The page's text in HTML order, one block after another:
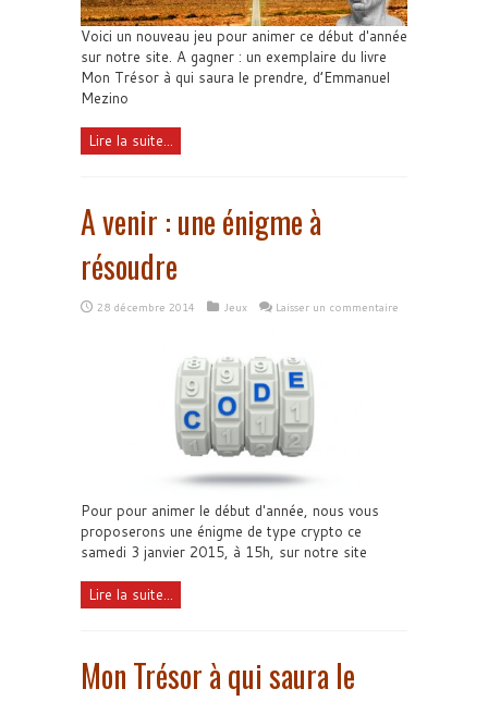
Voici un nouveau jeu pour animer ce début d'année
sur notre site. A gagner : un exemplaire du livre
Mon Trésor à qui saura le prendre, d’Emmanuel
Mezino
Lire la suite...
A venir : une énigme à
résoudre
28 décembre 2014 Jeux Laisser un commentaire
Pour pour animer le début d'année, nous vous
proposerons une énigme de type crypto ce
samedi 3 janvier 2015, à 15h, sur notre site
Lire la suite...
Mon Trésor à qui saura le